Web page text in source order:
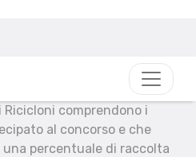
comprendono i
al concorso e che
percentuale di raccolta